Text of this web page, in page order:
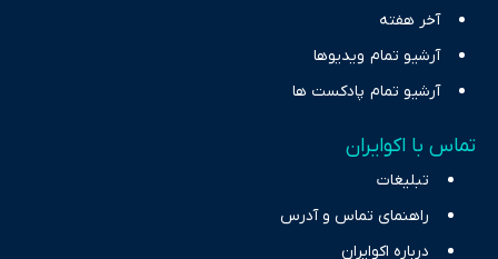
آخر هفته
آرشیو تمام ویدیوها
آرشیو تمام پادکست ها
تماس با اکوایران
تبلیغات
راهنمای تماس و آدرس
درباره اکوایران